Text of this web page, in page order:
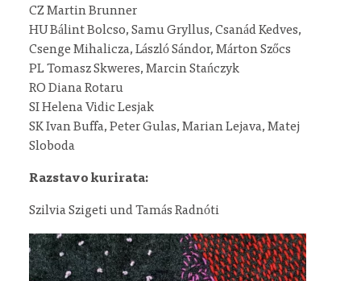
CZ Martin Brunner
HU Bálint Bolcso, Samu Gryllus, Csanád Kedves,
Csenge Mihalicza, László Sándor, Márton Szőcs
PL Tomasz Skweres, Marcin Stańczyk
RO Diana Rotaru
SI Helena Vidic Lesjak
SK Ivan Buffa, Peter Gulas, Marian Lejava, Matej
Sloboda
Razstavo kurirata:
Szilvia Szigeti und Tamás Radnóti